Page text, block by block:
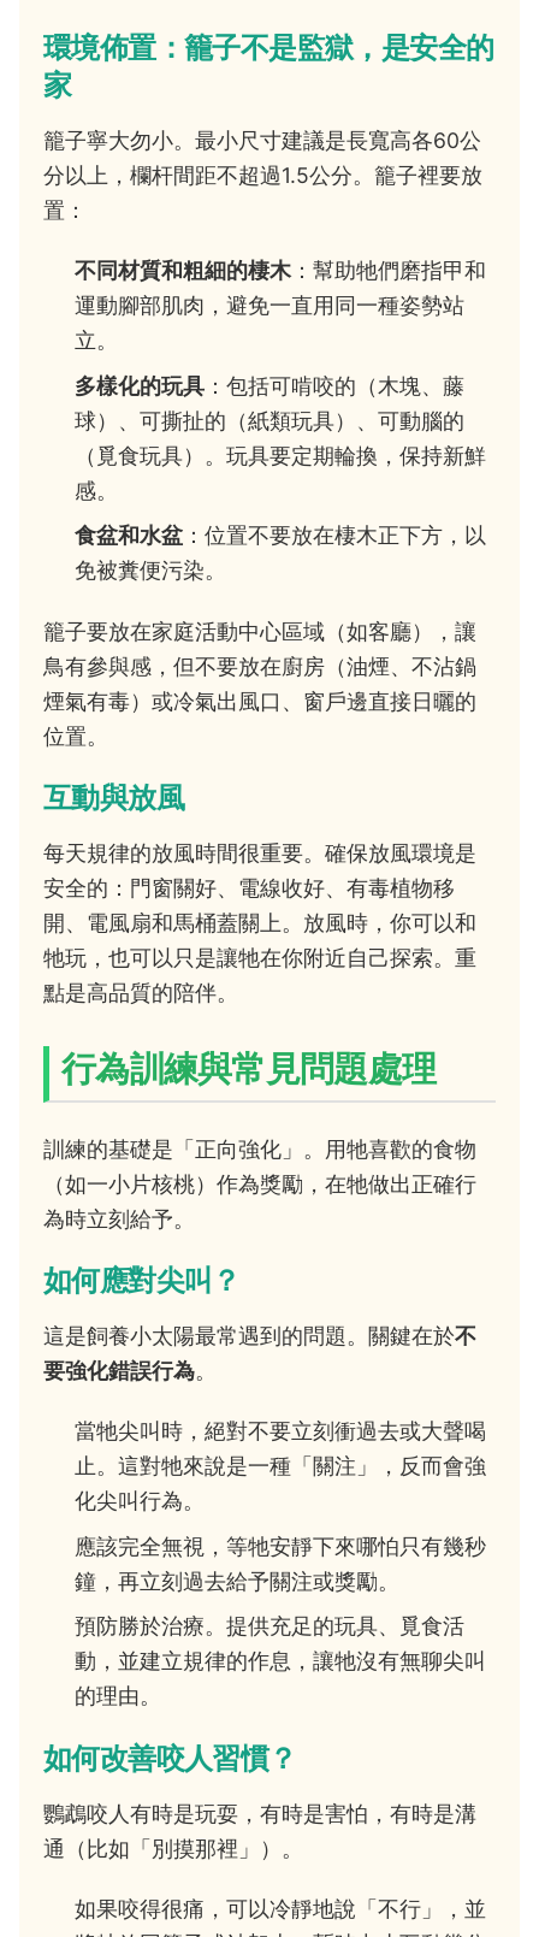
環境佈置：籠子不是監獄，是安全的
家
籠子寧大勿小。最小尺寸建議是長寬高各60公
分以上，欄杆間距不超過1.5公分。籠子裡要放
置：
不同材質和粗細的棲木：幫助牠們磨指甲和
運動腳部肌肉，避免一直用同一種姿勢站
立。
多樣化的玩具 ：包括可啃咬的（木塊、藤
球）、可撕扯的（紙類玩具）、可動腦的
（覓食玩具）。玩具要定期輪換，保持新鮮
感。
食盆和水盆 ：位置不要放在棲木正下方，以
免被糞便污染。
籠子要放在家庭活動中心區域（如客廳），讓
鳥有參與感，但不要放在廚房（油煙、不沾鍋
煙氣有毒）或冷氣出風口、窗戶邊直接日曬的
位置。
互動與放風
每天規律的放風時間很重要。確保放風環境是
安全的：門窗關好、電線收好、有毒植物移
開、電風扇和馬桶蓋關上。放風時，你可以和
牠玩，也可以只是讓牠在你附近自己探索。重
點是高品質的陪伴。
行為訓練與常見問題處理
訓練的基礎是「正向強化」。用牠喜歡的食物
（如一小片核桃）作為獎勵，在牠做出正確行
為時立刻給予。
如何應對尖叫？
這是飼養小太陽最常遇到的問題。關鍵在於不
要強化錯誤行為。
當牠尖叫時，絕對不要立刻衝過去或大聲喝
止。這對牠來說是一種「關注」，反而會強
化尖叫行為。
應該完全無視，等牠安靜下來哪怕只有幾秒
鐘，再立刻過去給予關注或獎勵。
預防勝於治療。提供充足的玩具、覓食活
動，並建立規律的作息，讓牠沒有無聊尖叫
的理由。
如何改善咬人習慣？
鸚鵡咬人有時是玩耍，有時是害怕，有時是溝
通（比如「別摸那裡」）。
如果咬得很痛，可以冷靜地說「不行」，並